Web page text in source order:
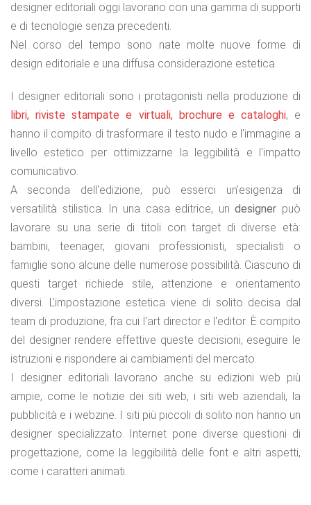
designer editoriali oggi lavorano con una gamma di supporti
e di tecnologie senza precedenti.
Nel corso del tempo sono nate molte nuove forme di
design editoriale e una diffusa considerazione estetica.
I designer editoriali sono i protagonisti nella produzione di
libri, riviste stampate e virtuali, brochure e cataloghi, e
hanno il compito di trasformare il testo nudo e l'immagine a
livello estetico per ottimizzarne la leggibilità e l'impatto
comunicativo.
A seconda dell'edizione, può esserci un'e­sigenza di
versatilità stilistica. In una casa editrice, undesigner può
lavorare su una serie di titoli con target di diverse età:
bambini, teenager, giovani professionisti, specialisti o
famiglie sono alcune delle numerose possibilità. Ciascuno di
questi target richiede stile, attenzione e orienta­mento
diversi. L'impostazione estetica viene di solito decisa dal
team di produzione, fra cui l'art director e l'editor. È compito
del designer rendere effettive queste decisioni, eseguire le
istruzioni e rispondere ai cam­biamenti del mercato.
I designer editoriali lavorano anche su edizioni web più
ampie, come le notizie dei siti web, i siti web aziendali, la
pubblicità e i webzine. I siti più piccoli di solito non hanno un
designer specializzato. Internet pone diverse questioni di
progettazione, come la leggibilità delle font e altri aspetti,
come i caratteri animati.